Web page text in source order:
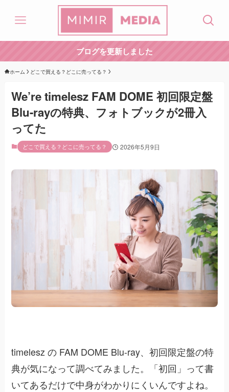
ブログを更新しました
ホーム どこで買える？どこに売ってる？
We’re timelesz FAM DOME 初回限定盤
Blu-rayの特典、フォトブックが2冊入
ってた
どこで買える？どこに売ってる？ 2026年5月9日
timelesz の FAM DOME Blu-ray、初回限定盤の特
典が気になって調べてみました。「初回」って書
いてあるだけで中身がわかりにくいんですよね。